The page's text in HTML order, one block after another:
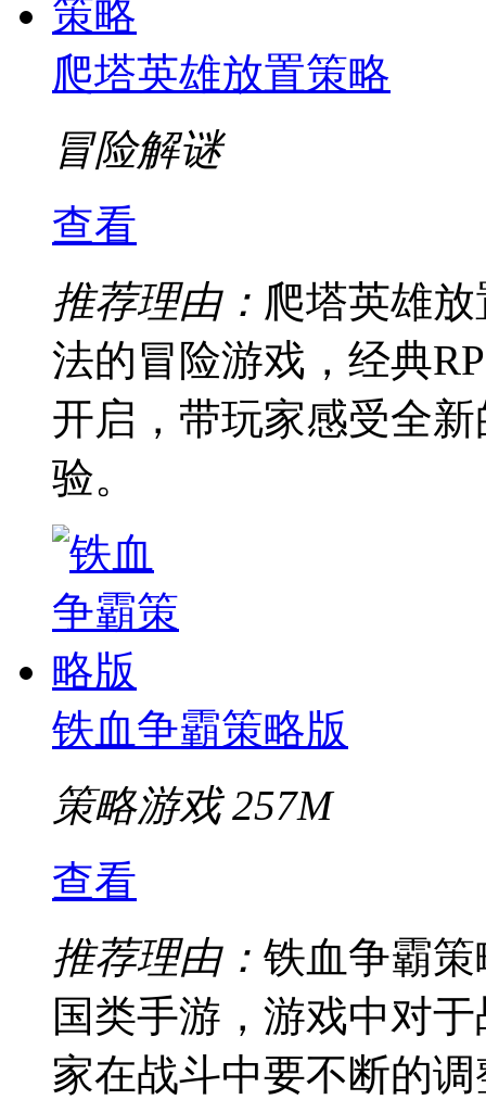
爬塔英雄放置策略
冒险解谜
查看
推荐理由： 爬塔英雄
法的冒险游戏，经典
开启，带玩家感受全
验。
铁血争霸策略版
策略游戏 257M
查看
推荐理由： 铁血争霸
国类手游，游戏中对
家在战斗中要不断的